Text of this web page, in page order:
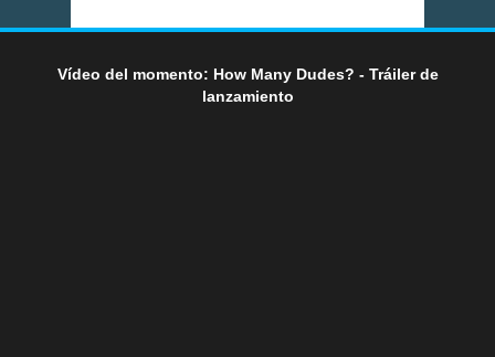
Vídeo del momento: How Many Dudes? - Tráiler de
lanzamiento